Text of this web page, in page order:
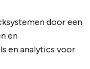
door een
en
en analytics voor